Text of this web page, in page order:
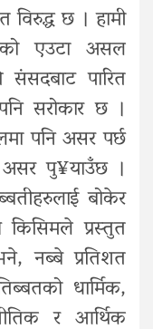
विरुद्ध छ । हामी
एउटा असल
पारित
सरोकार छ ।
पनि असर पर्छ
पु¥याउँछ ।
बोकेर
किसिमले प्रस्तुत
नब्बे प्रतिशत
धार्मिक,
र आर्थिक